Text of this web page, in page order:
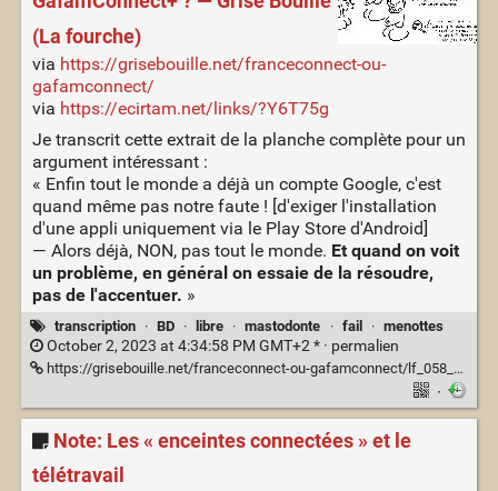
(La fourche)
via https://grisebouille.net/franceconnect-ou-
gafamconnect/
via https://ecirtam.net/links/?Y6T75g
Je transcrit cette extrait de la planche complète pour un
argument intéressant :
« Enfin tout le monde a déjà un compte Google, c'est
quand même pas notre faute ! [d'exiger l'installation
d'une appli uniquement via le Play Store d'Android]
— Alors déjà, NON, pas tout le monde. Et quand on voit
un problème, en général on essaie de la résoudre,
pas de l'accentuer. »
transcription · BD · libre · mastodonte · fail · menottes
October 2, 2023 at 4:34:58 PM GMT+2 * · permalien
https://grisebouille.net/franceconnect-ou-gafamconnect/lf_058_14.png
·
Note: Les « enceintes connectées » et le
télétravail